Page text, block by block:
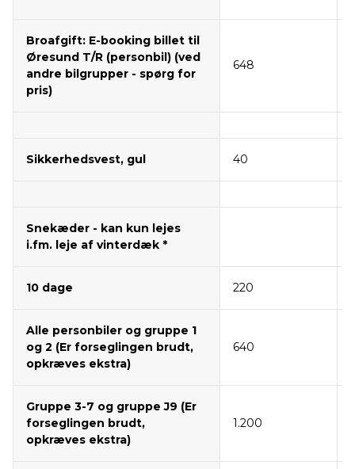
Broafgift: E-booking billet til
Øresund T/R (personbil) (ved
andre bilgrupper - spørg for
pris)
648
Sikkerhedsvest, gul 40
Snekæder - kan kun lejes
i.fm. leje af vinterdæk *
10 dage 220
Alle personbiler og gruppe 1
og 2 (Er forseglingen brudt,
opkræves ekstra)
640
Gruppe 3-7 og gruppe J9 (Er
forseglingen brudt,
opkræves ekstra)
1.200